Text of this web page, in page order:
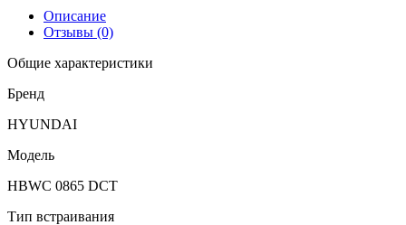
Описание
Отзывы (0)
Общие характеристики
Бренд
HYUNDAI
Модель
HBWC 0865 DCT
Тип встраивания